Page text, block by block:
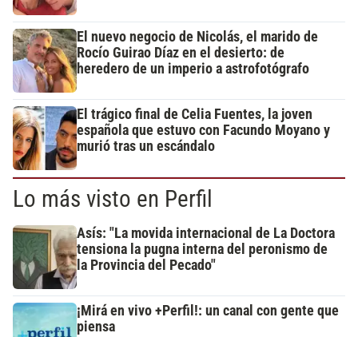
El nuevo negocio de Nicolás, el marido de
Rocío Guirao Díaz en el desierto: de
heredero de un imperio a astrofotógrafo
El trágico final de Celia Fuentes, la joven
española que estuvo con Facundo Moyano y
murió tras un escándalo
Lo más visto en Perfil
Asís: "La movida internacional de La Doctora
tensiona la pugna interna del peronismo de
la Provincia del Pecado"
¡Mirá en vivo +Perfil!: un canal con gente que
piensa